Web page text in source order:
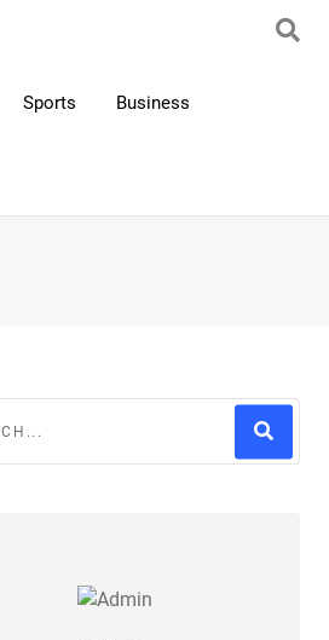
Sports Business